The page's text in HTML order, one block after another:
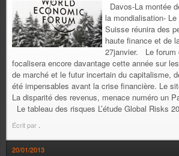
Davos-La montée
la mondialisation-
Suisse réunira des
haute finance et de
27janvier. Le forum
focalisera encore davantage cette année sur
de marché et le futur incertain du capitalisme,
été impensables avant la crise financière. Le
La disparité des revenus, menace numéro un
Le tableau des risques L’étude Global Risks
Écrit par
20/01/2013